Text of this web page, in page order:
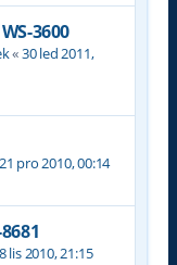
3600
«30 led 2011,
21 pro 2010, 00:14
lis 2010, 21:15